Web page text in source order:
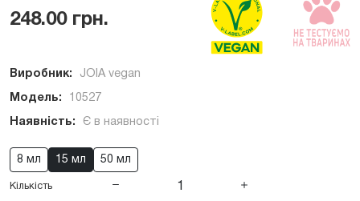
248.00 грн.
Виробник: JOIA vegan
Модель: 10527
Наявність: Є в наявності
8 мл 15 мл 50 мл
Кількість